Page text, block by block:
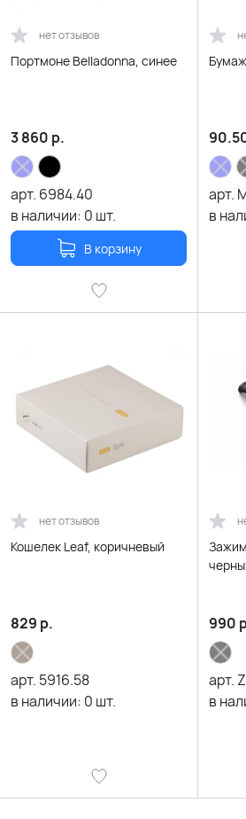
нет отзывов
Портмоне Belladonna, синее
3 860 р.
арт. 6984.40
в наличии: 0 шт.
В корзину
арт.
в
нет отзывов
Кошелек Leaf, коричневый
829 р.
арт. 5916.58
в наличии: 0 шт.
990
арт.
в